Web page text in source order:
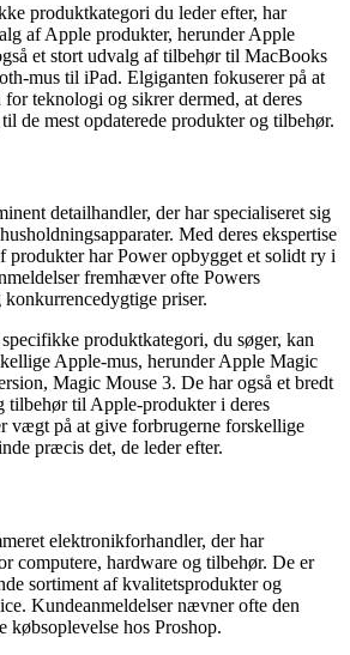
produktkategori du leder efter, har
af Apple produkter, herunder Apple
et stort udvalg af tilbehør til MacBooks
mus til iPad. Elgiganten fokuserer på at
teknologi og sikrer dermed, at deres
de mest opdaterede produkter og tilbehør.
detailhandler, der har specialiseret sig
Med deres ekspertise
produkter har Power opbygget et solidt ry i
fremhæver ofte Powers
priser.
produktkategori, du søger, kan
Apple-mus, herunder Apple Magic
Magic Mouse 3. De har også et bredt
tilbehør til Apple-produkter i deres
vægt på at give forbrugerne forskellige
præcis det, de leder efter.
elektronikforhandler, der har
computere, hardware og tilbehør. De er
sortiment af kvalitetsprodukter og
Kundeanmeldelser nævner ofte den
købsoplevelse hos Proshop.